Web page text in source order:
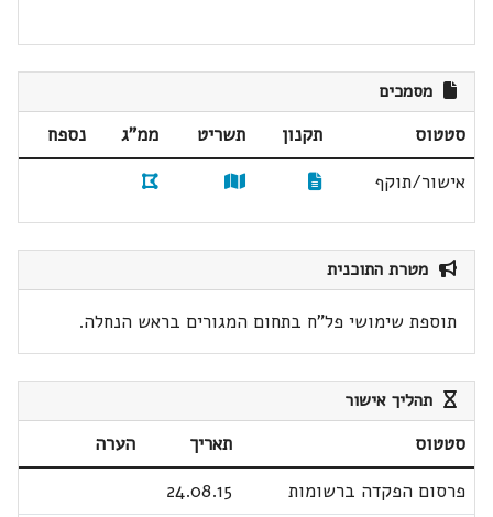
מסמכים
סטטוס תקנון תשריט ממ"ג
נספח
אישור/תוקף
מטרת התוכנית
תוספת שימושי פל"ח בתחום המגורים בראש הנחלה.
תהליך אישור
סטטוס תאריך
הערה
פרסום הפקדה ברשומות
24.08.15